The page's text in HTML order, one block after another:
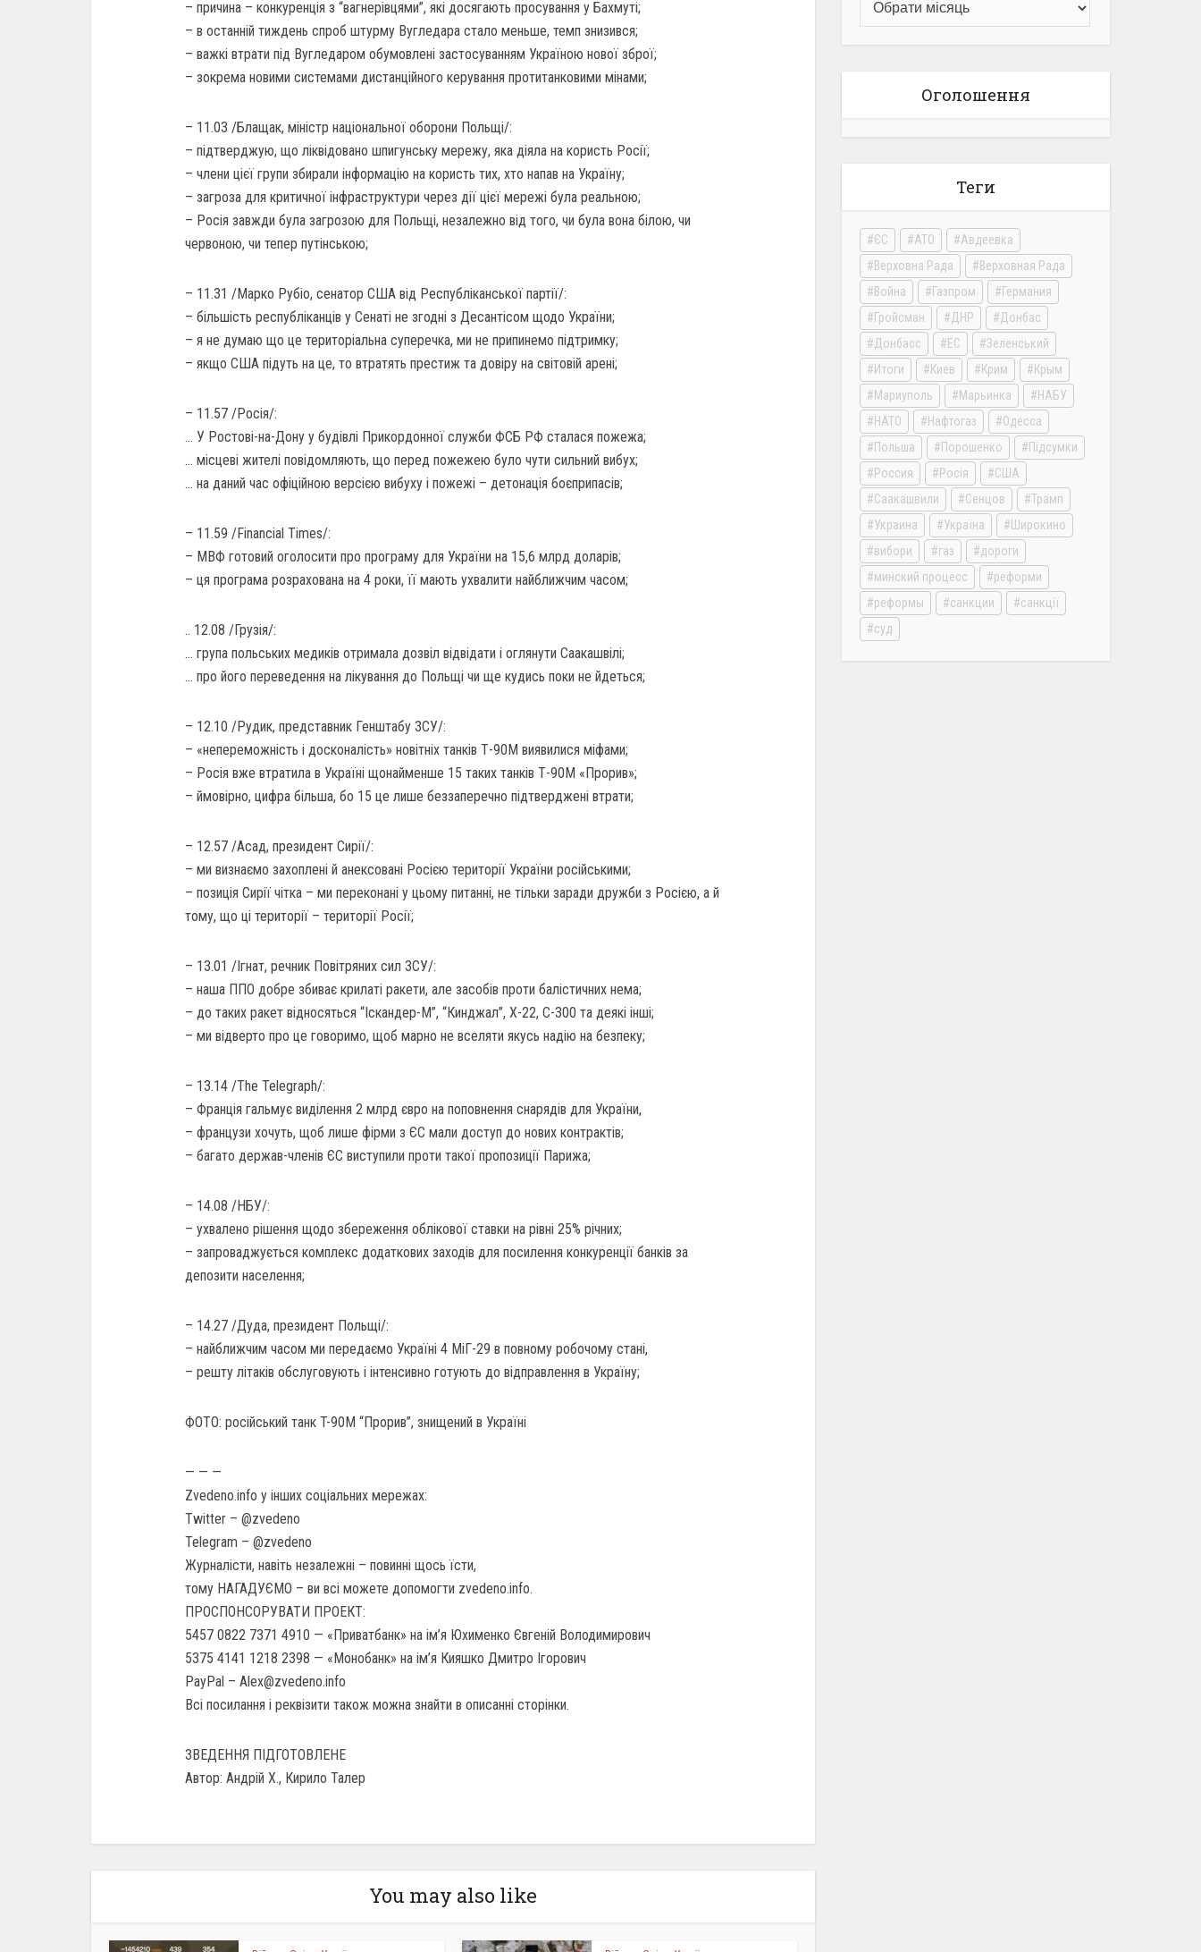
– причина – конкуренція з “вагнерівцями”, які досягають просування у Бахмуті;
– в останній тиждень спроб штурму Вугледара стало меньше, темп знизився;
– важкі втрати під Вугледаром обумовлені застосуванням Україною нової зброї;
– зокрема новими системами дистанційного керування протитанковими мінами;
– 11.03 /Блащак, міністр національної оборони Польщі/:
– підтверджую, що ліквідовано шпигунську мережу, яка діяла на користь Росії;
– члени цієї групи збирали інформацію на користь тих, хто напав на Україну;
– загроза для критичної інфраструктури через дії цієї мережі була реальною;
– Росія завжди була загрозою для Польщі, незалежно від того, чи була вона білою, чи
червоною, чи тепер путінською;
– 11.31 /Марко Рубіо, сенатор США від Республіканської партії/:
– більшість республіканців у Сенаті не згодні з Десантісом щодо України;
– я не думаю що це територіальна суперечка, ми не припинемо підтримку;
– якщо США підуть на це, то втратять престиж та довіру на світовій арені;
– 11.57 /Росія/:
… У Ростові-на-Дону у будівлі Прикордонної служби ФСБ РФ сталася пожежа;
… місцеві жителі повідомляють, що перед пожежею було чути сильний вибух;
… на даний час офіційною версією вибуху і пожежі – детонація боєприпасів;
– 11.59 /Financial Times/:
– МВФ готовий оголосити про програму для України на 15,6 млрд доларів;
– ця програма розрахована на 4 роки, її мають ухвалити найближчим часом;
.. 12.08 /Грузія/:
… група польських медиків отримала дозвіл відвідати і оглянути Саакашвілі;
… про його переведення на лікування до Польщі чи ще кудись поки не йдеться;
– 12.10 /Рудик, представник Генштабу ЗСУ/:
– «непереможність і досконалість» новітніх танків Т-90М виявилися міфами;
– Росія вже втратила в Україні щонайменше 15 таких танків Т-90М «Прорив»;
– ймовірно, цифра більша, бо 15 це лише беззаперечно підтверджені втрати;
– 12.57 /Асад, президент Сирії/:
– ми визнаємо захоплені й анексовані Росією території України російськими;
– позиція Сирії чітка – ми переконані у цьому питанні, не тільки заради дружби з Росією, а й
тому, що ці території – території Росії;
– 13.01 /Ігнат, речник Повітряних сил ЗСУ/:
– наша ППО добре збиває крилаті ракети, але засобів проти балістичних нема;
– до таких ракет відносяться “Іскандер-М”, “Кинджал”, Х-22, С-300 та деякі інші;
– ми відверто про це говоримо, щоб марно не вселяти якусь надію на безпеку;
– 13.14 /The Telegraph/:
– Франція гальмує виділення 2 млрд євро на поповнення снарядів для України,
– французи хочуть, щоб лише фірми з ЄС мали доступ до нових контрактів;
– багато держав-членів ЄС виступили проти такої пропозиції Парижа;
– 14.08 /НБУ/:
– ухвалено рішення щодо збереження облікової ставки на рівні 25% річних;
– запроваджується комплекс додаткових заходів для посилення конкуренції банків за
депозити населення;
– 14.27 /Дуда, президент Польщі/:
– найближчим часом ми передаємо Україні 4 МіГ-29 в повному робочому стані,
– решту літаків обслуговують і інтенсивно готують до відправлення в Україну;
ФОТО: російський танк T-90М “Прорив”, знищений в Україні
— — —
Zvedeno.info у інших соціальних мережах:
Twitter – @zvedeno
Telegram – @zvedeno
Журналісти, навіть незалежні – повинні щось їсти,
тому НАГАДУЄМО – ви всі можете допомогти zvedeno.info.
ПРОСПОНСОРУВАТИ ПРОЕКТ:
5457 0822 7371 4910 — «Приватбанк» на ім’я Юхименко Євгеній Володимирович
5375 4141 1218 2398 — «Монобанк» на ім’я Кияшко Дмитро Ігорович
PayPal – Alex@zvedeno.info
Всі посилання і реквізити також можна знайти в описанні сторінки.
ЗВЕДЕННЯ ПІДГОТОВЛЕНЕ
Автор: Андрій Х., Кирило Талер
You may also like
Оголошення
Теги
ЄС АТО
Авдеевка
Верховна Рада
Верховная Рада
Война
Газпром
Германия
Гройсман
ДНР
Донбас
Донбасс
ЕС
Зеленський
Итоги
Киев Крим
Крым
Мариуполь
Марьинка
НАБУ
НАТО
Нафтогаз
Одесса
Польша
Порошенко
Підсумки
Россия
Росія
США
Саакашвили
Сенцов
Трамп
Украина
Україна
Широкино
вибори
газ
дороги
минский процесс
реформи
реформы
санкции
санкції
суд